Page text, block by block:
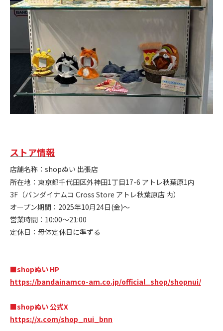
ストア情報
店舗名称：shopぬい 出張店
所在地：東京都千代田区外神田1丁目17-6 アトレ秋葉原1内
3F（バンダイナムコ Cross Store アトレ秋葉原店 内）
オープン期間：2025年10月24日(金)～
営業時間：10:00～21:00
定休日：母体定休日に準ずる
■shopぬい HP
https://bandainamco-am.co.jp/official_shop/shopnui/
■shopぬい 公式X
https://x.com/shop_nui_bnn